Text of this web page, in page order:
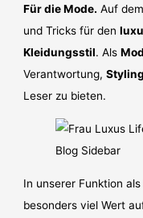
Für die Mode. Auf
und Tricks für den
Kleidungsstil. Als
Verantwortung,
Leser zu bieten.
In unserer Funktion
besonders viel Wert